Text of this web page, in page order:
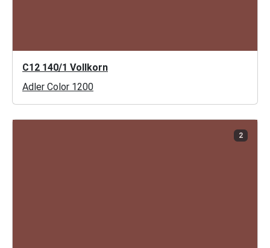
C12 140/1 Vollkorn
Adler Color 1200
2